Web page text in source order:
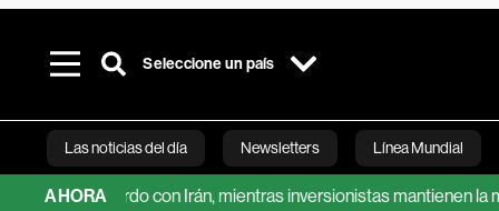
Seleccione un país
Las noticias del día Newsletters Línea Mundial
Bloomberg
AHORA
acuerdo con Irán, mientras inversionistas mantienen la mira en